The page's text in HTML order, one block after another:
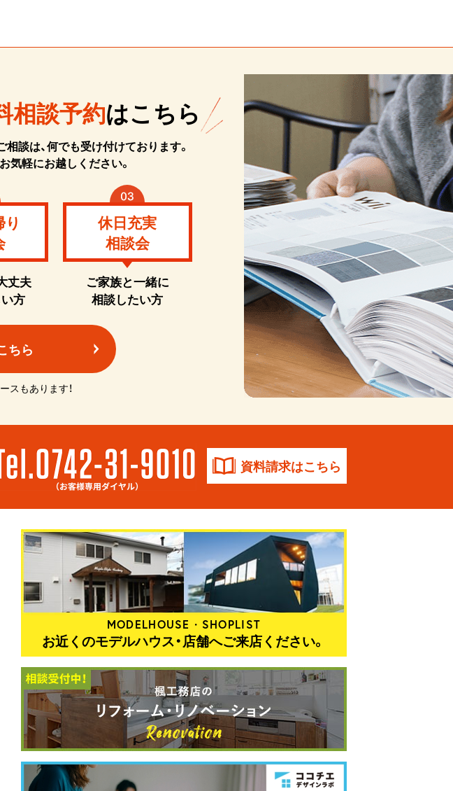
相談予約はこちら
談は、何でも受け付けております。
気軽にお越しください。
丈夫
方
休日充実
相談会
ご家族と一緒に
相談したい方
ちら
スもあります！
資料請求はこちら
MODELHOUSE・SHOPLIST
お近くのモデルハウス・店舗へご来店ください。